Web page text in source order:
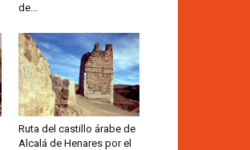
de...
Ruta del castillo árabe de
Alcalá de Henares por el